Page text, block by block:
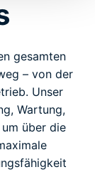
gesamten
– von der
Unser
Wartung,
über die